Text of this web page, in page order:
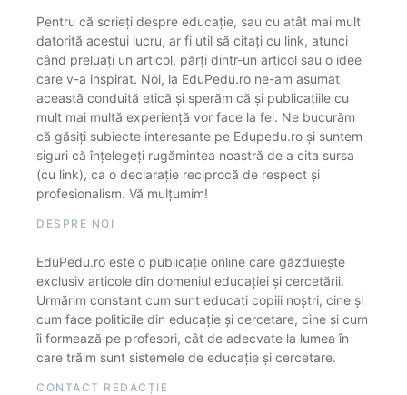
Pentru că scrieți despre educație, sau cu atât mai mult
datorită acestui lucru, ar fi util să citați cu link, atunci
când preluați un articol, părți dintr-un articol sau o idee
care v-a inspirat. Noi, la EduPedu.ro ne-am asumat
această conduită etică și sperăm că și publicațiile cu
mult mai multă experiență vor face la fel. Ne bucurăm
că găsiți subiecte interesante pe Edupedu.ro și suntem
siguri că înțelegeți rugămintea noastră de a cita sursa
(cu link), ca o declarație reciprocă de respect și
profesionalism. Vă mulțumim!
DESPRE NOI
EduPedu.ro este o publicație online care găzduiește
exclusiv articole din domeniul educației și cercetării.
Urmărim constant cum sunt educați copiii noștri, cine și
cum face politicile din educație și cercetare, cine și cum
îi formează pe profesori, cât de adecvate la lumea în
care trăim sunt sistemele de educație și cercetare.
CONTACT REDACȚIE